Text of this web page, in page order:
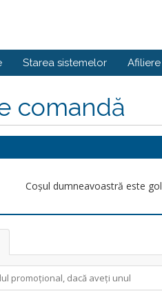
Starea sistemelor Afiliere
comandă
Coșul dumneavoastră este gol